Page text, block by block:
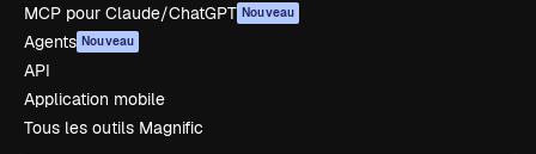
MCP pour Claude/ChatGPT Nouveau
Agents Nouveau
API
Application mobile
Tous les outils Magnific